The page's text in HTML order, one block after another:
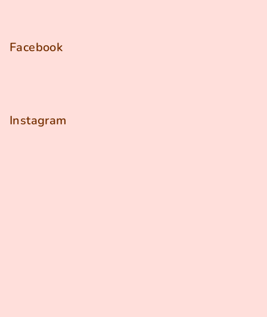
Facebook
Instagram